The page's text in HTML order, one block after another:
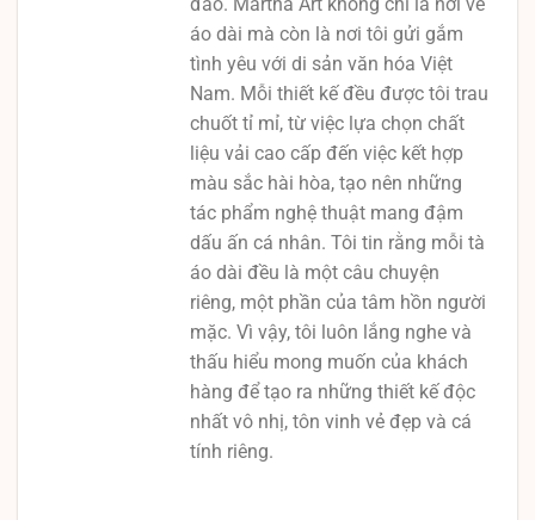
áo dài mà còn là nơi tôi gửi gắm
tình yêu với di sản văn hóa Việt
Nam. Mỗi thiết kế đều được tôi trau
chuốt tỉ mỉ, từ việc lựa chọn chất
liệu vải cao cấp đến việc kết hợp
màu sắc hài hòa, tạo nên những
tác phẩm nghệ thuật mang đậm
dấu ấn cá nhân. Tôi tin rằng mỗi tà
áo dài đều là một câu chuyện
riêng, một phần của tâm hồn người
mặc. Vì vậy, tôi luôn lắng nghe và
thấu hiểu mong muốn của khách
hàng để tạo ra những thiết kế độc
nhất vô nhị, tôn vinh vẻ đẹp và cá
tính riêng.